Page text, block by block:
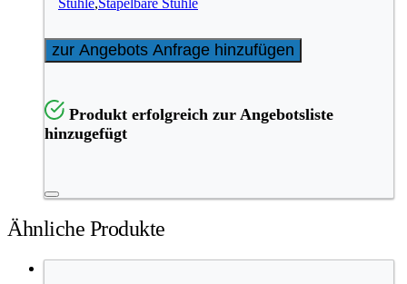
zur Angebots Anfrage hinzufügen
Produkt erfolgreich zur Angebotsliste
hinzugefügt
Ähnliche Produkte